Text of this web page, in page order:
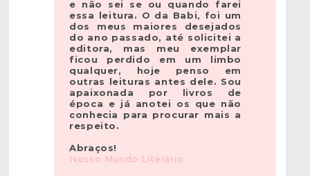
e não sei se ou quando farei
essa leitura. O da Babi, foi um
dos meus maiores desejados
do ano passado, até solicitei a
editora, mas meu exemplar
ficou perdido em um limbo
qualquer, hoje penso em
outras leituras antes dele. Sou
apaixonada por livros de
época e já anotei os que não
conhecia para procurar mais a
respeito.
Abraços!
Nosso Mundo Literário